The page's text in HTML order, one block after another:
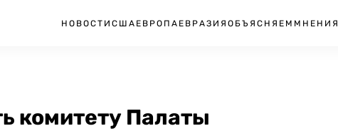
НОВОСТИ США ЕВРОПА ЕВРАЗИЯ ОБЪЯСНЯЕМ МНЕНИЯ
комитету Палаты